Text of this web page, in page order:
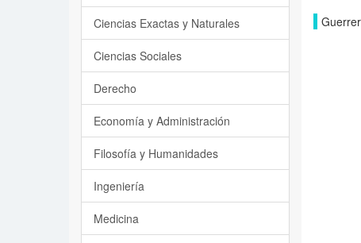
Ciencias Exactas y Naturales
Ciencias Sociales
Derecho
Economía y Administración
Filosofía y Humanidades
Ingeniería
Medicina